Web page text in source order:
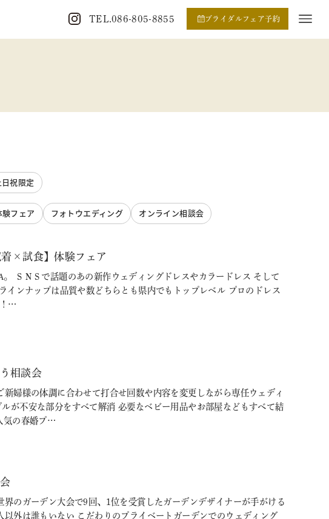
TEL.086-805-8855 ブライダルフェア予約
日祝限定
フェア フォトウエディング オンライン相談会
着×試食】体験フェア
ＳＮＳで話題のあの新作ウェディングドレスやカラードレス そして
ンナップは品質や数どちらとも県内でもトップレベル プロのドレス
！…
相談会
婦様の体調に合わせて打合せ回数や内容を変更しながら専任ウェディ
が不安な部分をすべて解消 必要なベビー用品やお部屋などもすべて結
気の春婚プ…
のガーデン大会で9回、1位を受賞したガーデンデザイナーが手がける
外は誰もいない こだわりのプライベートガーデンでのウェディング